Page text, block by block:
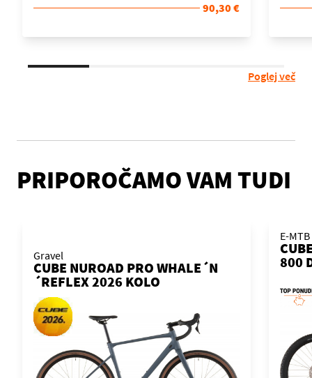
90,30 €
Poglej več
PRIPOROČAMO VAM TUDI
Gravel
CUBE NUROAD PRO WHALE´N
´REFLEX 2026 KOLO
E-
800